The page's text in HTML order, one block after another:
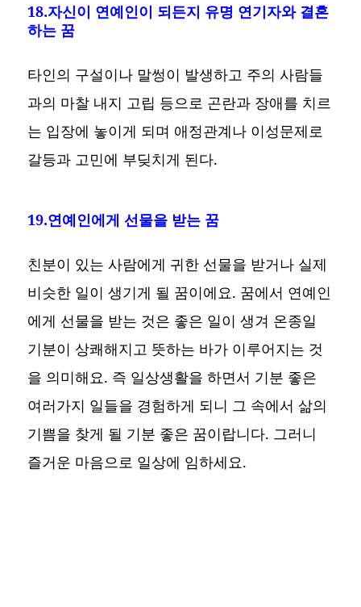
18.자신이 연예인이 되든지 유명 연기자와 결혼
하는 꿈
타인의 구설이나 말썽이 발생하고 주의 사람들
과의 마찰 내지 고립 등으로 곤란과 장애를 치르
는 입장에 놓이게 되며 애정관계나 이성문제로
갈등과 고민에 부딪치게 된다.
19.연예인에게 선물을 받는 꿈
친분이 있는 사람에게 귀한 선물을 받거나 실제
비슷한 일이 생기게 될 꿈이에요. 꿈에서 연예인
에게 선물을 받는 것은 좋은 일이 생겨 온종일
기분이 상쾌해지고 뜻하는 바가 이루어지는 것
을 의미해요. 즉 일상생활을 하면서 기분 좋은
여러가지 일들을 경험하게 되니 그 속에서 삶의
기쁨을 찾게 될 기분 좋은 꿈이랍니다. 그러니
즐거운 마음으로 일상에 임하세요.